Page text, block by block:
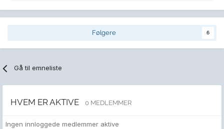
Følgere 6
Gå til emneliste
HVEM ER AKTIVE 0 MEDLEMMER
Ingen innloggede medlemmer aktive